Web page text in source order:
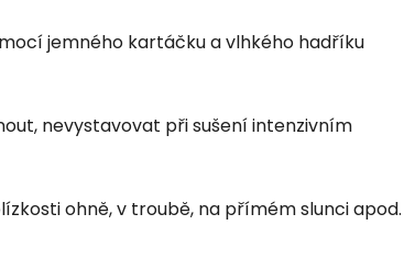
jemného kartáčku a vlhkého hadříku
nevystavovat při sušení intenzivním
ohně, v troubě, na přímém slunci apod.